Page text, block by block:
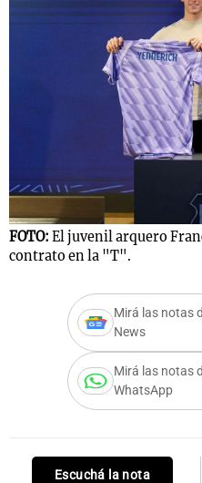
FOTO: El juvenil arquero
contrato en la "T".
Mirá las notas
News
Mirá las notas
WhatsApp
Escuchá la nota